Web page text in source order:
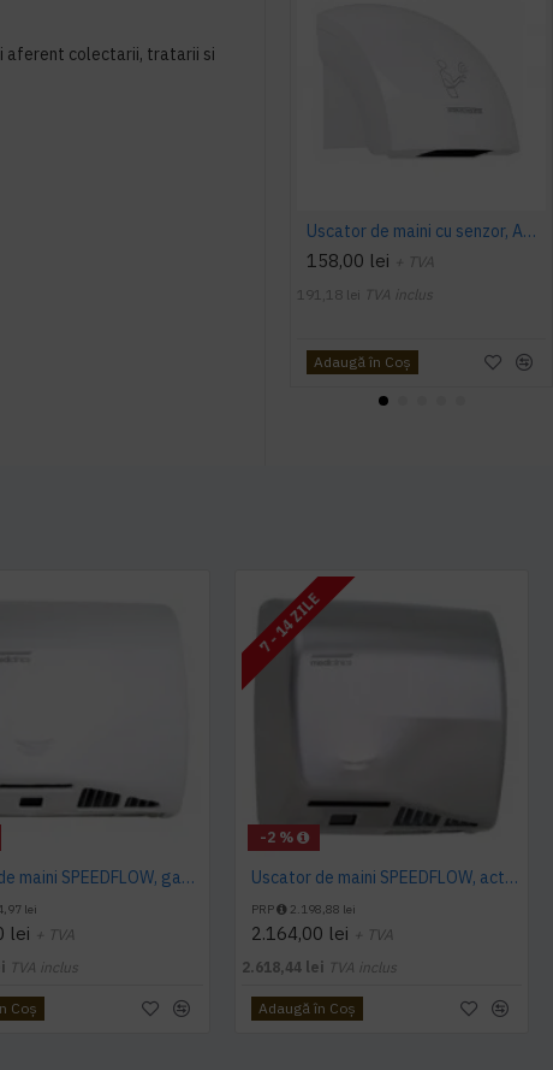
aferent colectarii, tratarii si
Uscator de maini cu senzor, AQAS,1800 W, alb
158,00 lei + TVA
191,18 lei TVA inclus
Adaugă în Coş
Uscator de maini SPEEDFLOW, gama ECO, actionare cu senzor, Mediclinics
lei
lei + TVA
TVA inclus
Coş
-2 %
7 - 14 ZILE
Uscator de maini SPEEDFLOW, actionare cu senzor, Mediclinics
PRP 2.198,88 lei
2.164,00 lei + TVA
2.618,44 lei TVA inclus
Adaugă în Coş